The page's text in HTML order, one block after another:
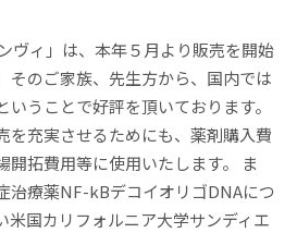
ヴィ」は、本年５月より販売を開始
そのご家族、先生方から、国内では
うことで好評を頂いております。
を充実させるためにも、薬剤購入費
開拓費用等に使用いたします。 ま
治療薬NF-kBデコイオリゴDNAにつ
米国カリフォルニア大学サンディエ